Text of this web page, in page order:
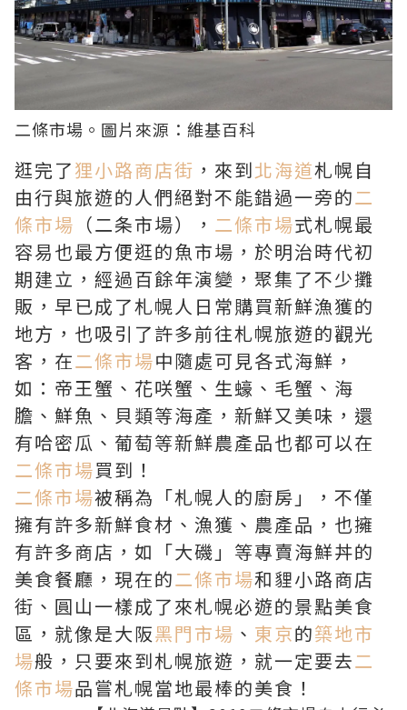
二條市場 。圖片來源： 維基百科
逛完了狸小路商店街 ，來到北海道札幌自
由行與旅遊的人們絕對不能錯過一旁的二
條市場 （二条市場）， 二條市場式札幌最
容易也最方便逛的魚市場，於明治時代初
期建立，經過百餘年演變，聚集了不少攤
販，早已成了札幌人日常購買新鮮漁獲的
地方，也吸引了許多前往札幌旅遊的觀光
客，在二條市場中隨處可見各式海鮮，
如：帝王蟹、花咲蟹、生蠔、毛蟹、海
膽、鮮魚、貝類等海產，新鮮又美味，還
有哈密瓜、葡萄等新鮮農產品也都可以在
二條市場買到！
二條市場被稱為「札幌人的廚房」，不僅
擁有許多新鮮食材、漁獲、農產品，也擁
有許多商店，如「大磯」等專賣海鮮丼的
美食餐廳，現在的二條市場和貍小路商店
街、圓山一樣成了來札幌必遊的景點美食
區，就像是大阪黑門市場 、 東京的築地市
場般，只要來到札幌旅遊，就一定要去二
條市場品嘗札幌當地最棒的美食！